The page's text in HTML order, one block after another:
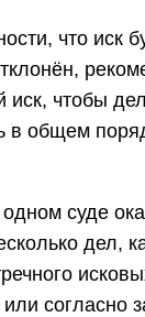
что иск
иск, чтобы
в общем
суде
дел,
согласно